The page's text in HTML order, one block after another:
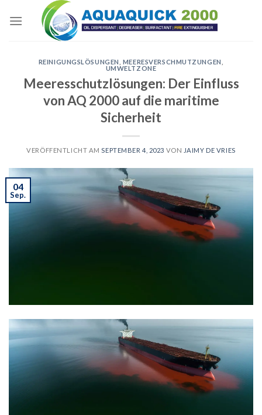
REINIGUNGSLÖSUNGEN MEERESVERSCHMUTZUNGEN
UMWELTZONE
Meeresschutzlösungen: Der Einfluss
von AQ 2000 auf die maritime
Sicherheit
VERÖFFENTLICHT AM SEPTEMBER 4, 2023 VON JAIMY DE VRIES
04
Sep.